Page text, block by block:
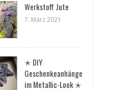
Werkstoff Jute
7. März 2021
✭ DIY
Geschenkeanhänger
im Metallic-Look ✭